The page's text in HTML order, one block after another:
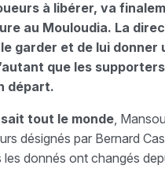
à libérer, va
au Mouloudia. La
garder et de lui donner
que les
départ.
sait tout le monde,
désignés par Bernard
les donnés ont changés